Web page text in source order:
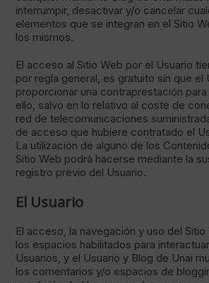
interrumpir, desactivar y/o cancelar
elementos que se integran en el Sitio
los mismos.
El acceso al Sitio Web por el Usuario
por regla general, es gratuito sin que el
proporcionar una contraprestación
ello, salvo en lo relativo al coste de
red de telecomunicaciones
de acceso que hubiere contratado el
La utilización de alguno de los
Sitio Web podrá hacerse mediante la
registro previo del Usuario.
El Usuario
El acceso, la navegación y uso del
los espacios habilitados para
Usuarios, y el Usuario y Blog de Unai
los comentarios y/o espacios de